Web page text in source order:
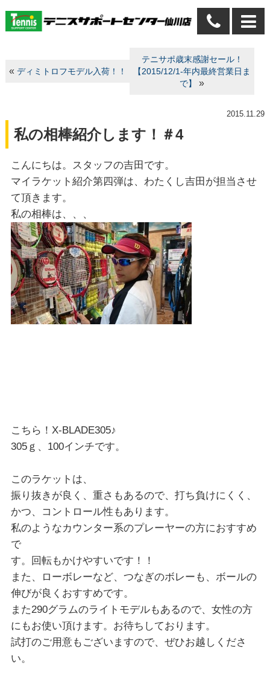
« ディミトロフモデル入荷！！
テニサポ歳末感謝セール！
【2015/12/1-年内最終営業日ま
で】
»
2015.11.29
私の相棒紹介します！＃4
こんにちは。スタッフの吉田です。
マイラケット紹介第四弾は、わたくし吉田が担当させ
て頂きます。
私の相棒は、、、
こちら！X-BLADE305♪
305ｇ、100インチです。
このラケットは、
振り抜きが良く、重さもあるので、打ち負けにくく、
かつ、コントロール性もあります。
私のようなカウンター系のプレーヤーの方におすすめ
で
す。回転もかけやすいです！！
また、ローボレーなど、つなぎのボレーも、ボールの
伸びが良くおすすめです。
また290グラムのライトモデルもあるので、女性の方
にもお使い頂けます。お待ちしております。
試打のご用意もございますので、ぜひお越しくださ
い。